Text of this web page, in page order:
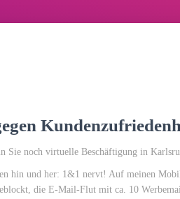
Sie noch virtuelle Beschäftigung in
hin und her: 1&1 nervt! Auf meinen
die E-Mail-Flut mit ca. 10